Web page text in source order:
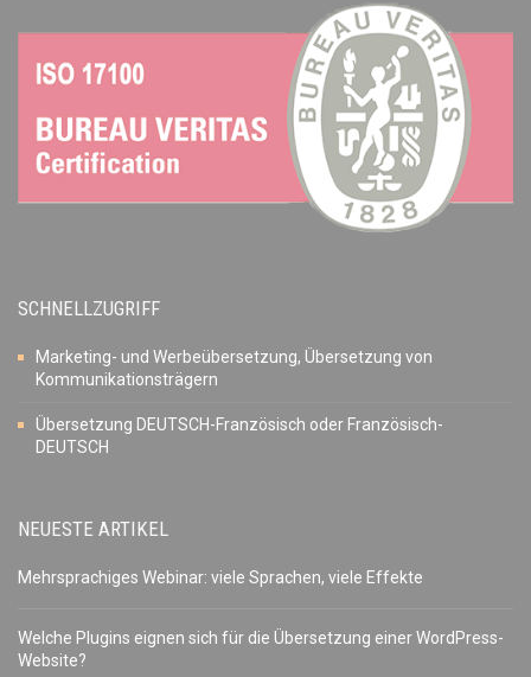
SCHNELLZUGRIFF
Marketing- und Werbeübersetzung, Übersetzung von
Kommunikationsträgern
Übersetzung DEUTSCH-Französisch oder Französisch-
DEUTSCH
NEUESTE ARTIKEL
Mehrsprachiges Webinar: viele Sprachen, viele Effekte
Welche Plugins eignen sich für die Übersetzung einer WordPress-
Website?